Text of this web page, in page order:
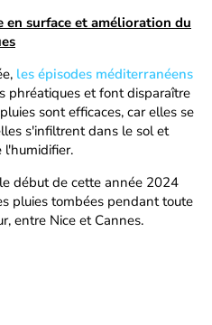
en surface et amélioration du
les épisodes méditerranéens
phréatiques et font disparaître
sont efficaces, car elles se
s'infiltrent dans le sol et
début de cette année 2024
pluies tombées pendant toute
entre Nice et Cannes.